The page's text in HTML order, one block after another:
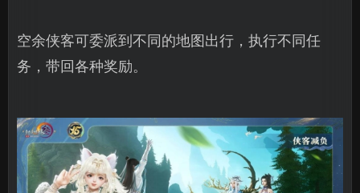
空余侠客可委派到不同的地图出行，执行不同任
务，带回各种奖励。